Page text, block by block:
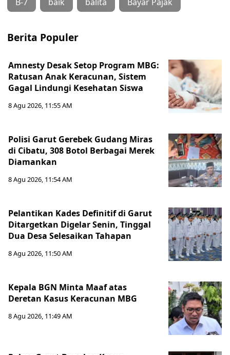
Berita Populer
Amnesty Desak Setop Program MBG:
Ratusan Anak Keracunan, Sistem
Gagal Lindungi Kesehatan Siswa
8 Agu 2026, 11:55 AM
Polisi Garut Gerebek Gudang Miras
di Cibatu, 308 Botol Berbagai Merek
Diamankan
8 Agu 2026, 11:54 AM
Pelantikan Kades Definitif di Garut
Ditargetkan Digelar Senin, Tinggal
Dua Desa Selesaikan Tahapan
8 Agu 2026, 11:50 AM
Kepala BGN Minta Maaf atas
Deretan Kasus Keracunan MBG
8 Agu 2026, 11:49 AM